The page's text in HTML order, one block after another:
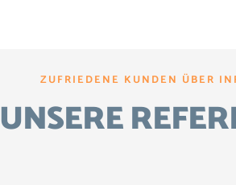
ZUFRIEDENE KUNDEN ÜBER
UNSERE